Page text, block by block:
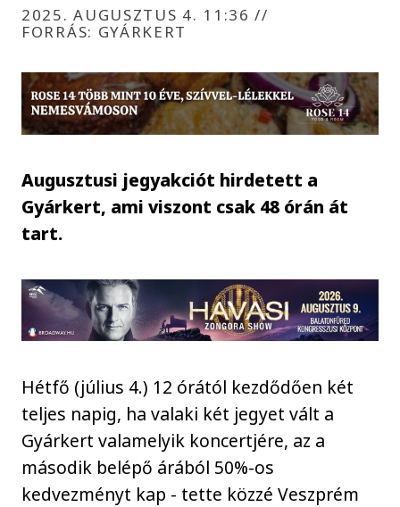
2025. AUGUSZTUS 4. 11:36//
FORRÁS: GYÁRKERT
Augusztusi jegyakciót hirdetett a
Gyárkert, ami viszont csak 48 órán át
tart.
Hétfő (július 4.) 12 órától kezdődően két
teljes napig, ha valaki két jegyet vált a
Gyárkert valamelyik koncertjére, az a
második belépő árából 50%-os
kedvezményt kap - tette közzé Veszprém